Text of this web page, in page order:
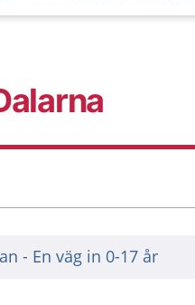
- En väg in 0-17 år